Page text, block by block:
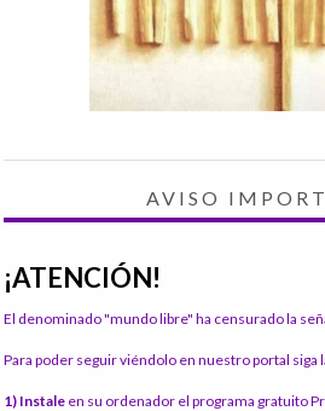
AVISO
¡ATENCIÓN!
El denominado "mundo libre" ha censurado la
Para poder seguir viéndolo en nuestro portal
1) Instale en su ordenador el programa gratuito